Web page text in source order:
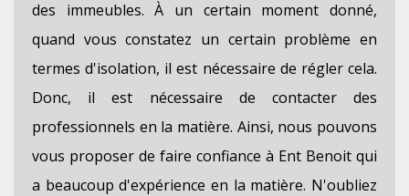
des immeubles. À un certain moment donné,
quand vous constatez un certain problème en
termes d'isolation, il est nécessaire de régler cela.
Donc, il est nécessaire de contacter des
professionnels en la matière. Ainsi, nous pouvons
vous proposer de faire confiance à Ent Benoit qui
a beaucoup d'expérience en la matière. N'oubliez